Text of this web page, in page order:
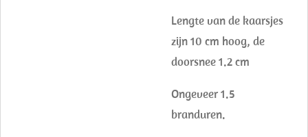
Lengte van de kaarsjes
zijn 10 cm hoog, de
doorsnee 1.2 cm
Ongeveer 1.5
branduren.